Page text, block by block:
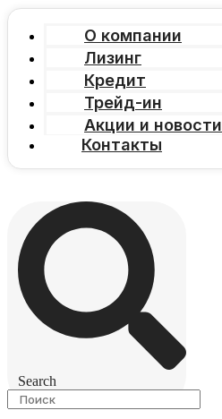
О компании
Лизинг
Кредит
Трейд-ин
Акции и новости
Контакты
Search